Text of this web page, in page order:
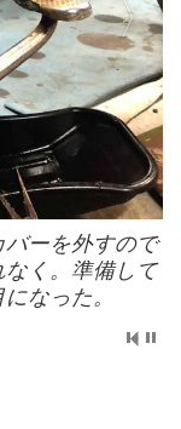
ーを外すので
く。準備して
なった。